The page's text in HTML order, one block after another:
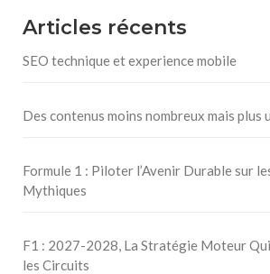
Articles récents
SEO technique et experience mobile
Des contenus moins nombreux mais plus
Formule 1 : Piloter l’Avenir Durable sur
Mythiques
F1 : 2027-2028, La Stratégie Moteur
les Circuits